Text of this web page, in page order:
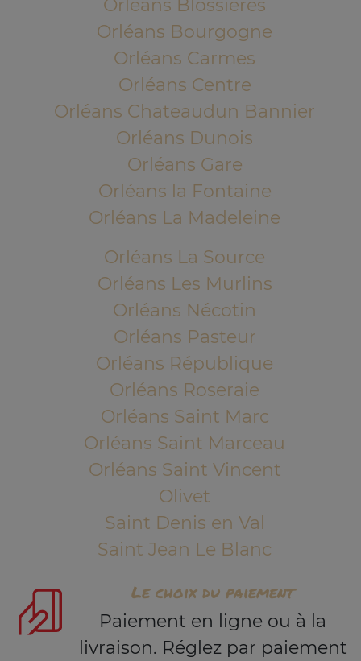
Orléans Blossières
Orléans Bourgogne
Orléans Carmes
Orléans Centre
Orléans Chateaudun Bannier
Orléans Dunois
Orléans Gare
Orléans la Fontaine
Orléans La Madeleine
Orléans La Source
Orléans Les Murlins
Orléans Nécotin
Orléans Pasteur
Orléans République
Orléans Roseraie
Orléans Saint Marc
Orléans Saint Marceau
Orléans Saint Vincent
Olivet
Saint Denis en Val
Saint Jean Le Blanc
Le choix du paiement
Paiement en ligne ou à la
livraison. Réglez par paiement